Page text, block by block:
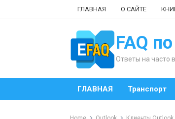
ГЛАВНАЯ О САЙТЕ
FAQ
Ответы на часто
ГЛАВНАЯ Транспорт